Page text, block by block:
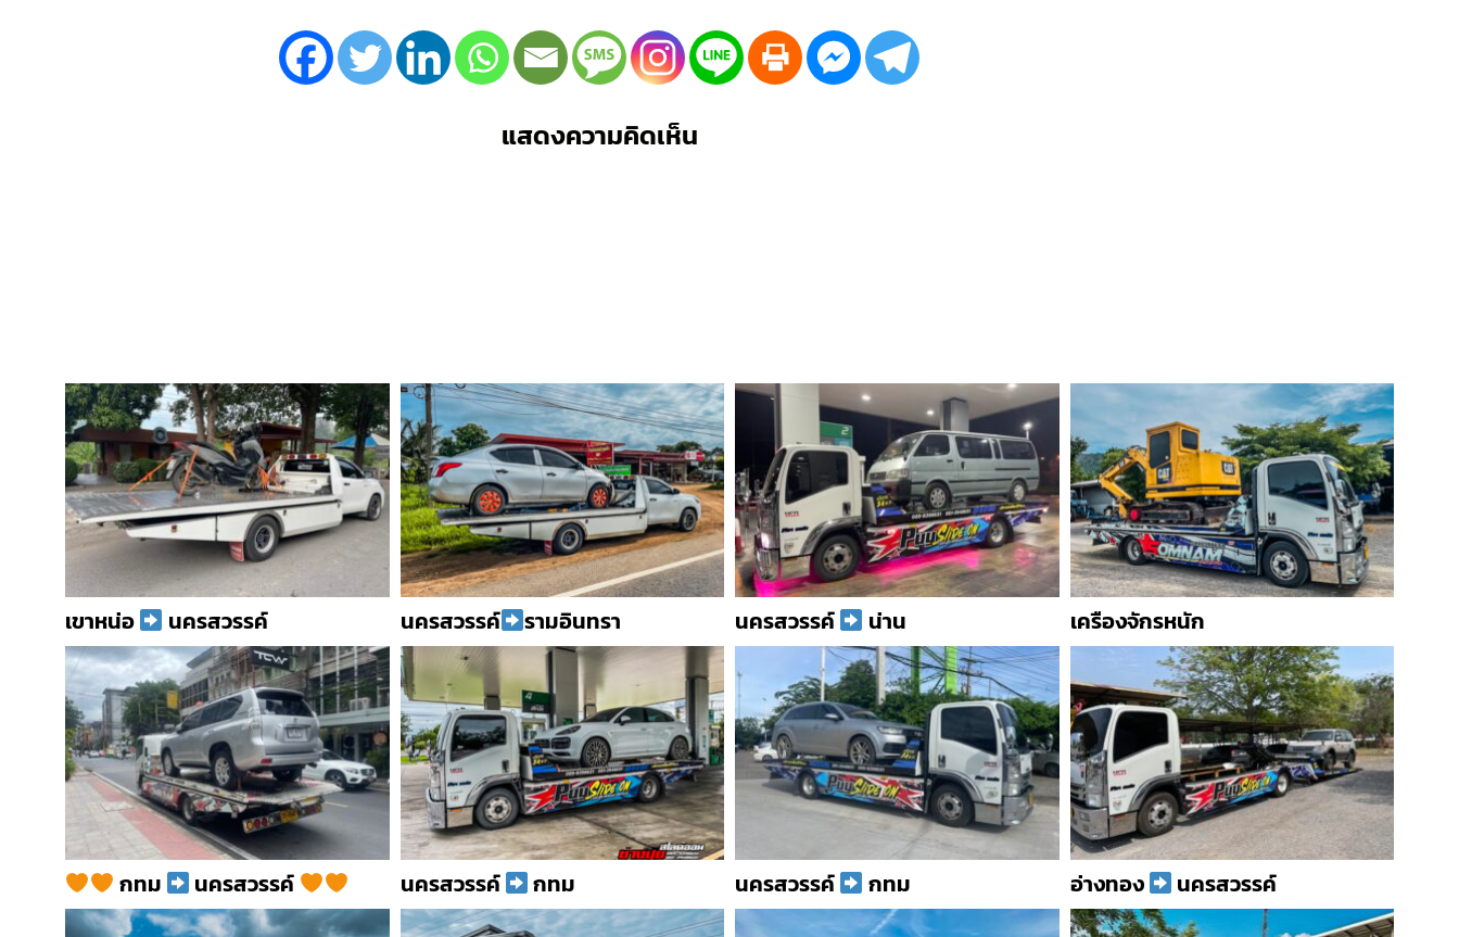
แสดงความคิดเห็น
เขาหน่อ นครสวรรค์ นครสวรรค์ รามอินทรา นครสวรรค์ น่าน เครืองจักรหนัก
กทม นครสวรรค์ นครสวรรค์ กทม นครสวรรค์ กทม อ่างทอง นครสวรรค์